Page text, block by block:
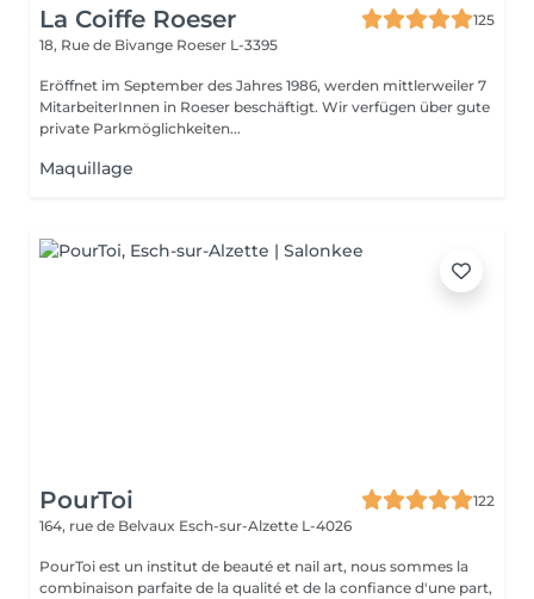
La Coiffe Roeser
125
18, Rue de Bivange Roeser L-3395
Eröffnet im September des Jahres 1986, werden mittlerweiler 7
MitarbeiterInnen in Roeser beschäftigt. Wir verfügen über gute
private Parkmöglichkeiten...
Maquillage
PourToi
122
164, rue de Belvaux Esch-sur-Alzette L-4026
PourToi est un institut de beauté et nail art, nous sommes la
combinaison parfaite de la qualité et de la confiance d'une part,